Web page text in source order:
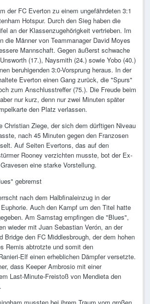
der FC Everton zu einem ungefährdeten 3:1
Hotspur. Durch den Sieg haben die
an der Klassenzugehörigkeit vertrieben. Im
die Männer von Teammanager David Moyes
Mannschaft. Gegen äußerst schwache
(17.), Naysmith (24.) sowie Yobo (40.)
beruhigenden 3:0-Vorsprung heraus. In der
Everton einen Gang zurück, die "Spurs"
zum Anschlusstreffer (75.). Die Freude beim
nur kurz, denn nur zwei Minuten später
den Platz verlassen.
Christian Ziege, der sich dem dürftigen Niveau
nach 45 Minuten gegen den Franzosen
Auf Seiten Evertons, das auf den
Rooney verzichten musste, bot der Ex-
eine starke Vorstellung.
gebremst
nach dem Halbfinaleinzug in der
Auch den Kampf um den Titel hatte
Am Samstag empfingen die "Blues",
wieder mit Juan Sebastian Verón, an der
Bridge den FC Middlesbrough, der dem hohen
Remis abtrotzte und somit den
Elf einen erheblichen Dämpfer versetzte.
dass Keeper Ambrosio mit einer
Last-Minute-Freistoß von Mendieta den